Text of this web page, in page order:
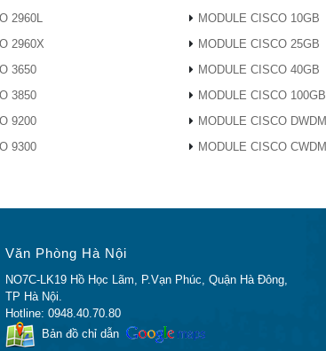
2960L
2960X
3650
3850
9200
9300
MODULE CISCO 10GB
MODULE CISCO 25GB
MODULE CISCO 40GB
MODULE CISCO 100GB
MODULE CISCO DWDM
MODULE CISCO CWDM
Văn Phòng Hà Nội
NO7C-LK19 Hồ Học Lãm, P.Vạn Phúc, Quận Hà Đông,
TP Hà Nội.
Hotline: 0948.40.70.80
Bản đồ chỉ dẫn